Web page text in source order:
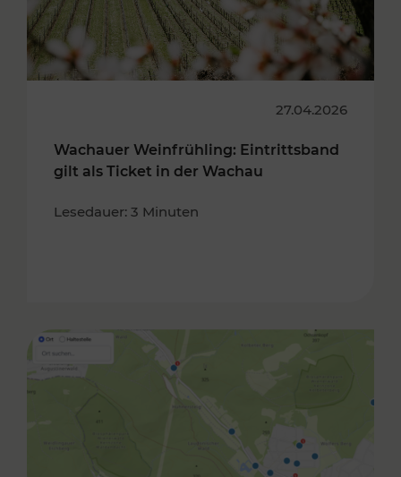
27.04.2026
Wachauer Weinfrühling: Eintrittsband
gilt als Ticket in der Wachau
Lesedauer: 3 Minuten